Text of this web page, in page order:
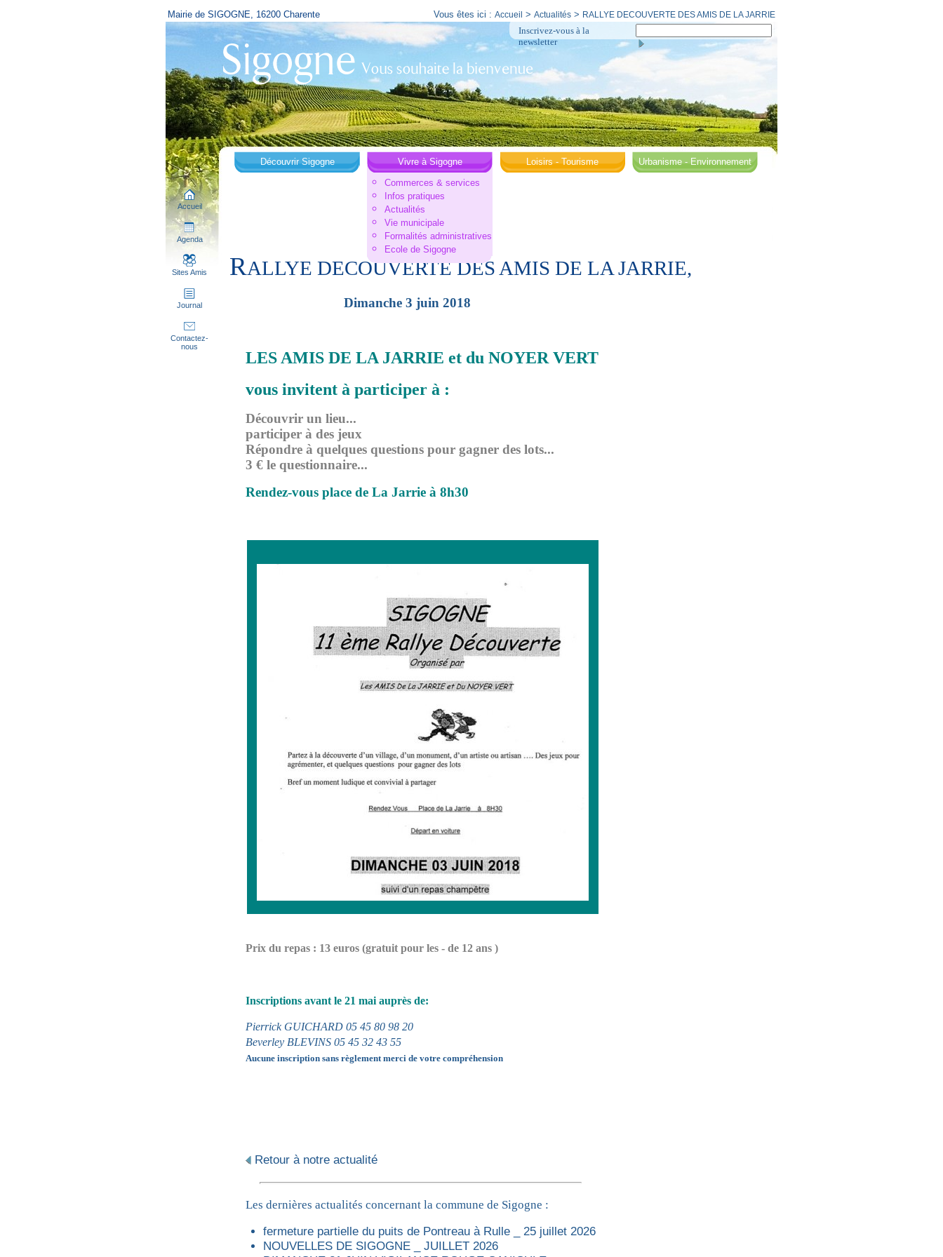
Mairie de SIGOGNE, 16200 Charente Vous êtes ici : Accueil > Actualités > RALLYE DECOUVERTE DES AMIS DE LA JARRIE
Inscrivez-vous à la
newsletter
Accueil
Agenda
Sites Amis
Journal
Contactez-
nous
Découvrir Sigogne
Vivre à Sigogne
Commerces & services
Infos pratiques
Actualités
Vie municipale
Formalités administratives
Ecole de Sigogne
Loisirs - Tourisme Urbanisme - Environnement
RALLYE DECOUVERTE DES AMIS DE LA JARRIE,
Dimanche 3 juin 2018
LES AMIS DE LA JARRIE et du NOYER VERT
vous invitent à participer à :
Découvrir un lieu...
participer à des jeux
Répondre à quelques questions pour gagner des lots...
3 € le questionnaire...
Rendez-vous place de La Jarrie à 8h30
Prix du repas : 13 euros (gratuit pour les - de 12 ans )
Inscriptions avant le 21 mai auprès de:
Pierrick GUICHARD 05 45 80 98 20
Beverley BLEVINS 05 45 32 43 55
Aucune inscription sans règlement merci de votre compréhension
Retour à notre actualité
Les dernières actualités concernant la commune de Sigogne :
fermeture partielle du puits de Pontreau à Rulle _ 25 juillet 2026
NOUVELLES DE SIGOGNE _ JUILLET 2026